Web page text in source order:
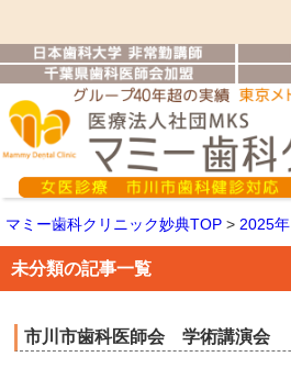
マミー歯科クリニック妙典TOP > 2025年
未分類の記事一覧
市川市歯科医師会 学術講演会